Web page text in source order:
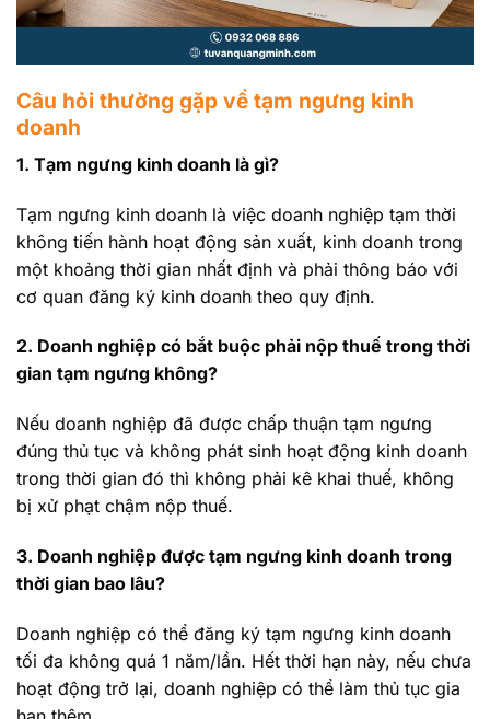
Câu hỏi thường gặp về tạm ngưng kinh
doanh
1. Tạm ngưng kinh doanh là gì?
Tạm ngưng kinh doanh là việc doanh nghiệp tạm thời
không tiến hành hoạt động sản xuất, kinh doanh trong
một khoảng thời gian nhất định và phải thông báo với
cơ quan đăng ký kinh doanh theo quy định.
2. Doanh nghiệp có bắt buộc phải nộp thuế trong thời
gian tạm ngưng không?
Nếu doanh nghiệp đã được chấp thuận tạm ngưng
đúng thủ tục và không phát sinh hoạt động kinh doanh
trong thời gian đó thì không phải kê khai thuế, không
bị xử phạt chậm nộp thuế.
3. Doanh nghiệp được tạm ngưng kinh doanh trong
thời gian bao lâu?
Doanh nghiệp có thể đăng ký tạm ngưng kinh doanh
tối đa không quá 1 năm/lần. Hết thời hạn này, nếu chưa
hoạt động trở lại, doanh nghiệp có thể làm thủ tục gia